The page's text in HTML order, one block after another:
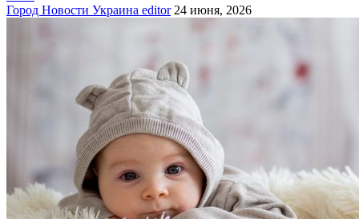
Город Новости Украина editor 24 июня, 2026